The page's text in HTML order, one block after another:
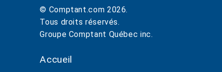
© Comptant.com 2026.
Tous droits réservés.
Groupe Comptant Québec inc.
Accueil